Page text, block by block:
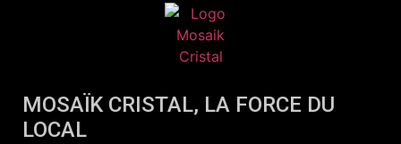
MOSAÏK CRISTAL, LA FORCE DU
LOCAL